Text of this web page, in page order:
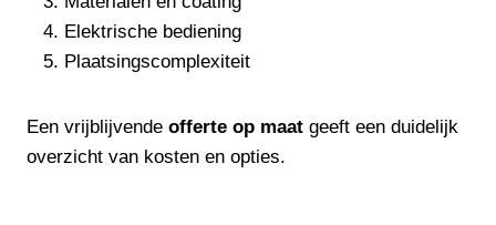
Elektrische bediening
Plaatsingscomplexiteit
Een vrijblijvende offerte op maat geeft een duidelijk
overzicht van kosten en opties.